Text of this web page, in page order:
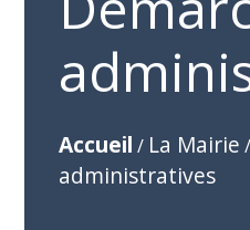
Accueil / La Mairie /
administratives